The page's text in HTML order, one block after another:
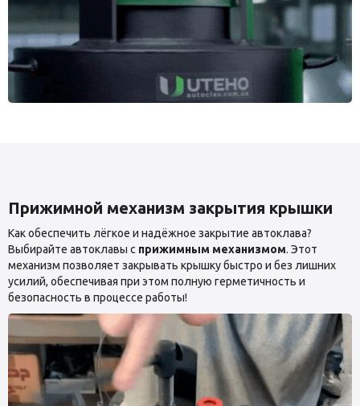
Прижимной механизм закрытия крышки
Как обеспечить лёгкое и надёжное закрытие автоклава?
Выбирайте автоклавы с прижимным механизмом. Этот
механизм позволяет закрывать крышку быстро и без лишних
усилий, обеспечивая при этом полную герметичность и
безопасность в процессе работы!